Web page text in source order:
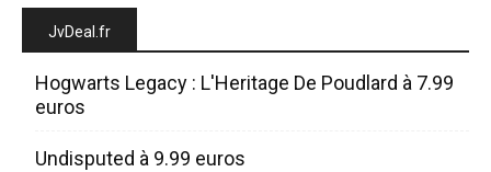
JvDeal.fr
Hogwarts Legacy : L'Heritage De Poudlard à 7.99
euros
Undisputed à 9.99 euros